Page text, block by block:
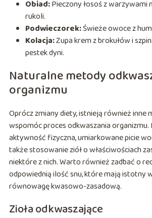
Obiad:Pieczony łosoś z warzywami
rukoli.
Podwieczorek:Świeże owoce z
Kolacja:Zupa krem z brokułów i
pestek dyni.
Naturalne metody
organizmu
Oprócz zmiany diety, istnieją również inne
wspomóc proces odkwaszania organizmu.
aktywność fizyczna, umiarkowane picie
także stosowanie ziół o właściwościach
niektóre z nich. Warto również zadbać o
odpowiednią ilość snu, które mają istotny
równowagę kwasowo-zasadową.
Zioła odkwaszające